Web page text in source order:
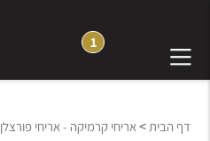
1
דף הבית> אריחי קרמיקה - אריחי פורצלן